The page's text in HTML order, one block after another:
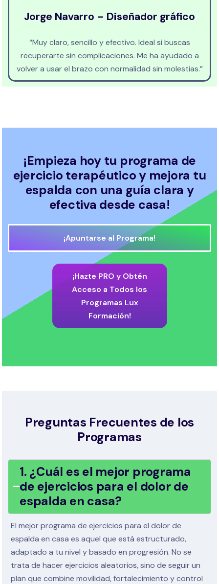
Jorge Navarro – Diseñador gráfico
“Muy claro, sencillo y efectivo. Ideal si buscas
recuperarte sin complicaciones. Me ha ayudado a
volver a usar el brazo con normalidad sin molestias.”
¡Empieza hoy tu programa de
ejercicio terapéutico y mejora tu
espalda con una guía clara y
efectiva desde casa!
¡Apuntarse al Programa!
¡Hazte PRO y Obtén
Acceso a Todos los
Programas Lux
Formación!
Preguntas Frecuentes de los
Programas
1. ¿Cuál es el mejor programa
de ejercicios para el dolor de
espalda en casa?
El mejor programa de ejercicios para el dolor de
espalda en casa es aquel que está estructurado,
adaptado a tu nivel y basado en progresión. No se
trata de hacer ejercicios aleatorios, sino de seguir un
plan que combine movilidad, fortalecimiento y control